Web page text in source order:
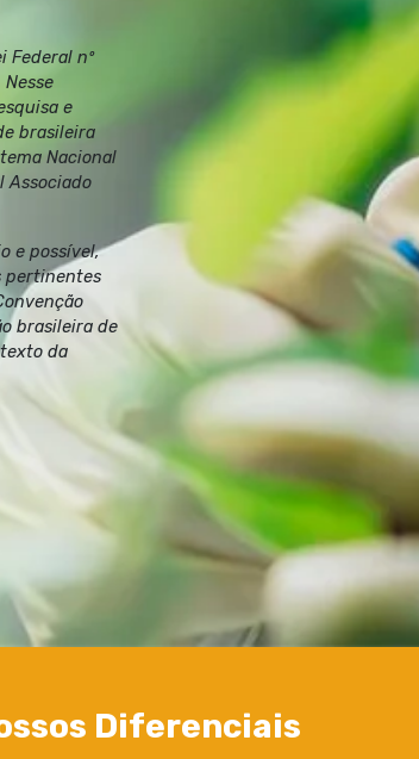
Federal nº
e
brasileira
Nacional
Associado
e possível,
pertinentes
brasileira de
da
Diferenciais